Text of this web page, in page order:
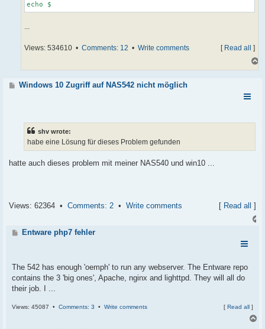
echo $
...
Views: 534610 • Comments: 12 • Write comments [ Read all ]
Windows 10 Zugriff auf NAS542 nicht möglich
shv wrote:
habe eine Lösung für dieses Problem gefunden
hatte auch dieses problem mit meiner NAS540 und win10 ...
Views: 62364 • Comments: 2 • Write comments [ Read all ]
Entware php7 fehler
The 542 has enough 'oemph' to run any webserver. The Entware repo
contains the 3 'big ones', Apache, nginx and lighttpd. They will all do
their job. I ...
Views: 45087 • Comments: 3 • Write comments [ Read all ]